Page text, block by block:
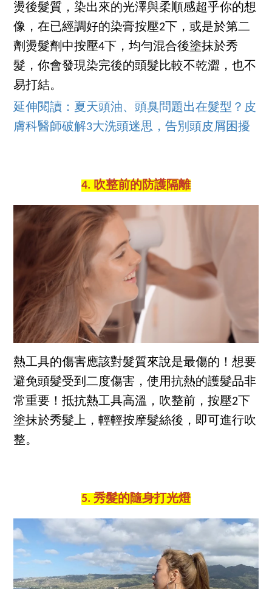
燙後髮質，染出來的光澤與柔順感超乎你的想
像，在已經調好的染膏按壓2下，或是於第二
劑燙髮劑中按壓4下，均勻混合後塗抹於秀
髮，你會發現染完後的頭髮比較不乾澀，也不
易打結。
延伸閱讀：夏天頭油、頭臭問題出在髮型？皮
膚科醫師破解3大洗頭迷思，告別頭皮屑困擾
4. 吹整前的防護隔離
熱工具的傷害應該對髮質來說是最傷的！想要
避免頭髮受到二度傷害，使用抗熱的護髮品非
常重要！抵抗熱工具高溫，吹整前，按壓2下
塗抹於秀髮上，輕輕按摩髮絲後，即可進行吹
整。
5. 秀髮的隨身打光燈